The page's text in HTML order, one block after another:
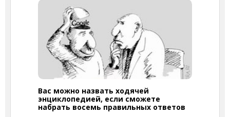
Вас можно назвать ходячей
энциклопедией, если сможете
набрать восемь правильных ответов